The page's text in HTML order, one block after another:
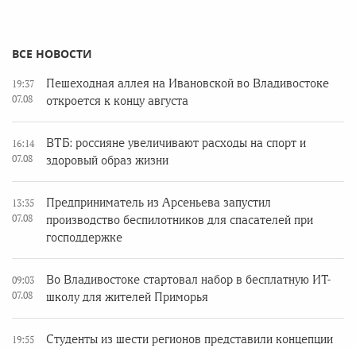
ВСЕ НОВОСТИ
19:37
07.08
Пешеходная аллея на Ивановской во Владивостоке
откроется к концу августа
16:14
07.08
ВТБ: россияне увеличивают расходы на спорт и
здоровый образ жизни
13:35
07.08
Предприниматель из Арсеньева запустил
производство беспилотников для спасателей при
господдержке
09:03
07.08
Во Владивостоке стартовал набор в бесплатную ИТ-
школу для жителей Приморья
19:55
Студенты из шести регионов представили концепции